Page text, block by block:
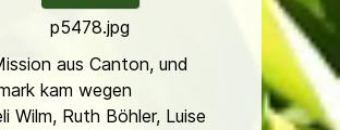
p5478.jpg
aus Can­ton, und
kam wegen
Wilm, Ruth Böhler, Luise